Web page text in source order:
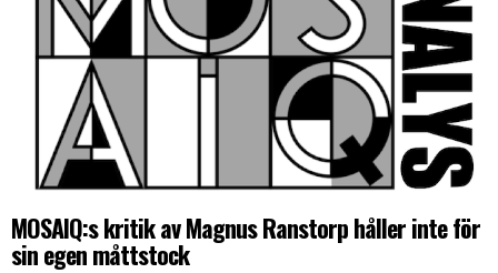
MOSAIQ:s kritik av Magnus Ranstorp håller inte för
sin egen måttstock